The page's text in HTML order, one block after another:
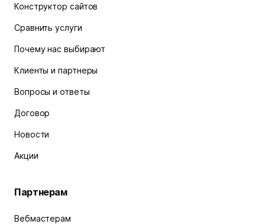
Конструктор сайтов
Сравнить услуги
Почему нас выбирают
Клиенты и партнеры
Вопросы и ответы
Договор
Новости
Акции
Партнерам
Вебмастерам